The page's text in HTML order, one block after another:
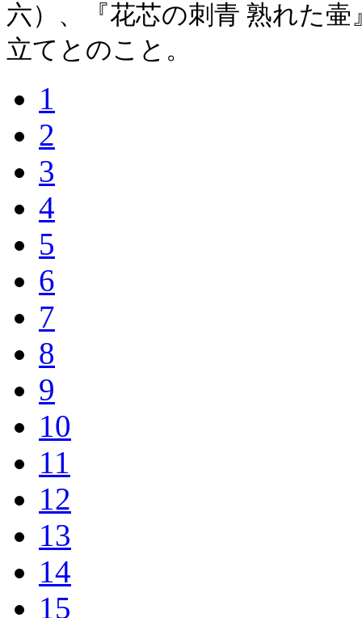
六）、『花芯の刺青 熟れた
立てとのこと。
1
2
3
4
5
6
7
8
9
10
11
12
13
14
15